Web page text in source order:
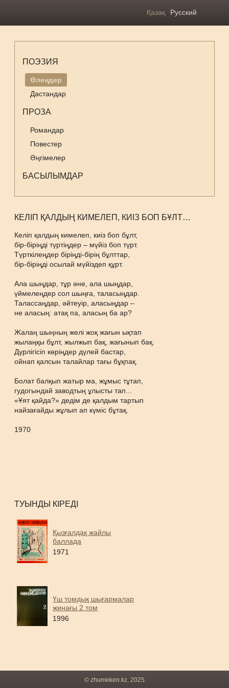
Қазақ Русский
ПОЭЗИЯ
Өлеңдер
Дастандар
ПРОЗА
Романдар
Повестер
Әңгімелер
БАСЫЛЫМДАР
КЕЛІП ҚАЛДЫҢ КИМЕЛЕП, КИІЗ БОП БҰЛТ…
Келіп қалдың кимелеп, киіз боп бұлт,
бір-біріңді түртіңдер – мүйіз боп түрт.
Түрткілеңдер біріңді-бірің бұлттар,
бір-біріңді осылай мүйіздеп құрт.
Ала шыңдар, тұр әне, ала шыңдар,
үймелеңдер сол шыңға, таласыңдар.
Талассаңдар, әйтеуір, аласыңдар –
не аласың: атақ па, аласың ба ар?
Жалаң шыңның желі жоқ жағын ықтап
жылаңқы бұлт, жылжып бақ, жағынып бақ.
Дүрлігісіп көріңдер дүлей бастар,
ойнап қалсын талайлар тағы бұқпақ.
Болат балқып жатыр ма, жұмыс тұтап,
гудогындай заводтың ұлысты тап...
«Ұят қайда?» дедім де қалдым тартып
найзағайды жұлып ап күміс бұтақ.
1970
ТУЫНДЫ КІРЕДІ
Қызғалдақ жайлы
баллада
1971
Үш томдық шығармалар
жинағы 2 том
1996
© zhumeken.kz, 2025